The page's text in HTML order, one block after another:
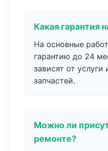
Какая гарантия
На основные
гарантию до 24
зависят от услуги
запчастей.
Можно ли
ремонте?